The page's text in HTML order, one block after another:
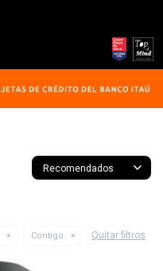
Recomendados
Contigo Quitar filtros